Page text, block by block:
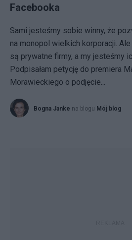
Facebooka
Sami jesteśmy sobie winny, że
na monopol wielkich korporacji.
są prywatne firmy, a my jesteśmy
Podpisałam petycję do premiera
Morawieckiego o podjęcie...
Bogna Janke na blogu Mój blog